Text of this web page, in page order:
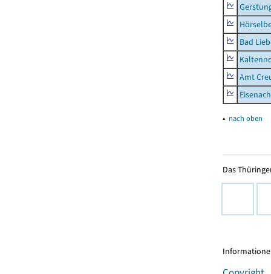
Bad
Amt
▴ nach oben
Das